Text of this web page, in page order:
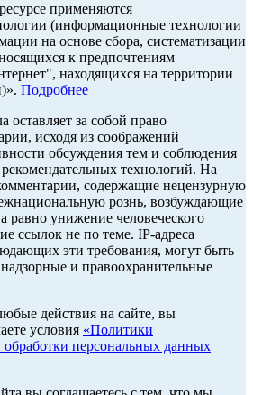
применяются
(информационные технологии
на основе сбора, систематизации
к предпочтениям
находящихся на территории
Подробнее
оставляет за собой право
исходя из соображений
обсуждения тем и соблюдения
технологий. На
содержащие нецензурную
рознь, возбуждающие
равно унижение человеческого
ссылок не по теме. IP-адреса
эти требования, могут быть
и правоохранительные
действия на сайте, вы
условия «Политики
персональных данных